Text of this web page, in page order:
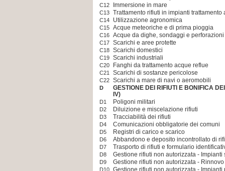
C12 Immersione in mare
C13 Trattamento rifiuti in impianti trattamento
C14 Utilizzazione agronomica
C15 Acque meteoriche e di prima pioggia
C16 Acque da dighe, sondaggi e perforazioni
C17 Scarichi e aree protette
C18 Scarichi domestici
C19 Scarichi industriali
C20 Fanghi da trattamento acque reflue
C21 Scarichi di sostanze pericolose
C22 Scarichi a mare di navi o aeromobili
D
GESTIONE DEI RIFIUTI E BONIFICA
IV)
D1 Poligoni militari
D2 Diluizione e miscelazione rifiuti
D3 Tracciabilità dei rifiuti
D4 Comunicazioni obbligatorie dei comuni
D5 Registri di carico e scarico
D6 Abbandono e deposito incontrollato di
D7 Trasporto di rifiuti e formulario
D8 Gestione rifiuti non autorizzata -
D9 Gestione rifiuti non autorizzata -
D10 Gestione rifiuti non autorizzata -